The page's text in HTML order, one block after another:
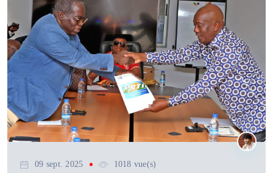
09 sept. 2025 1018 vue(s)